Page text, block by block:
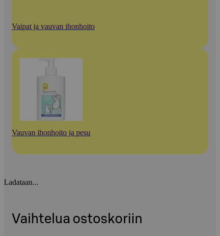
Vaipat ja vauvan ihonhoito
Vauvan ihonhoito ja pesu
Ladataan...
Vaihtelua ostoskoriin